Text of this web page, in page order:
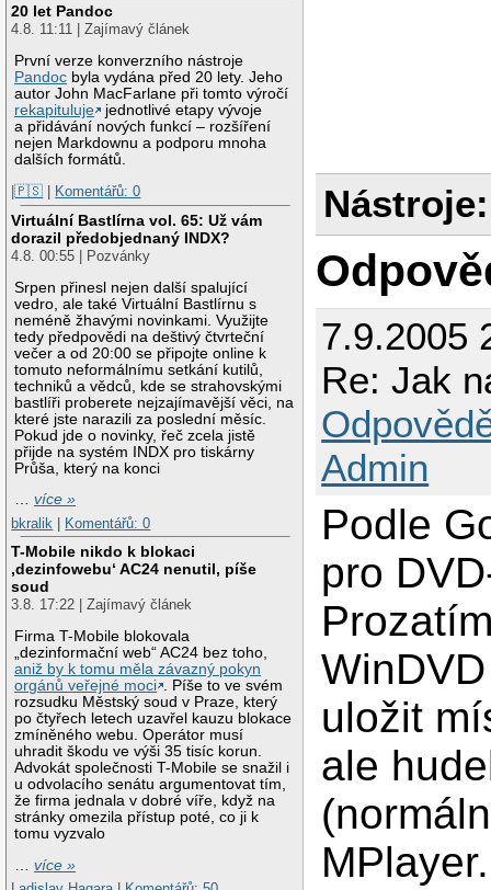
20 let Pandoc
4.8. 11:11 | Zajímavý článek
První verze konverzního nástroje
Pandoc byla vydána před 20 lety. Jeho
autor John MacFarlane při tomto výročí
rekapituluje
jednotlivé etapy vývoje
a přidávání nových funkcí – rozšíření
nejen Markdownu a podporu mnoha
dalších formátů.
|🇵🇸
Komentářů: 0
Virtuální Bastlírna vol. 65: Už vám
dorazil předobjednaný INDX?
4.8. 00:55 | Pozvánky
Srpen přinesl nejen další spalující
vedro, ale také Virtuální Bastlírnu s
neméně žhavými novinkami. Využijte
tedy předpovědi na deštivý čtvrteční
večer a od 20:00 se připojte online k
tomuto neformálnímu setkání kutilů,
techniků a vědců, kde se strahovskými
bastlíři proberete nejzajímavější věci, na
které jste narazili za poslední měsíc.
Pokud jde o novinky, řeč zcela jistě
přijde na systém INDX pro tiskárny
Průša, který na konci
…více »
bkralik | Komentářů: 0
T-Mobile nikdo k blokaci
‚dezinfowebu‘ AC24 nenutil, píše
soud
3.8. 17:22 | Zajímavý článek
Firma T-Mobile blokovala
„dezinformační web“ AC24 bez toho,
aniž by k tomu měla závazný pokyn
orgánů veřejné moci
. Píše to ve svém
rozsudku Městský soud v Praze, který
po čtyřech letech uzavřel kauzu blokace
zmíněného webu. Operátor musí
uhradit škodu ve výši 35 tisíc korun.
Advokát společnosti T-Mobile se snažil i
u odvolacího senátu argumentovat tím,
že firma jednala v dobré víře, když na
stránky omezila přístup poté, co ji k
tomu vyzvalo
…více »
Nástroje:
7.9.2005
Re: Jak
Admin
Podle
pro
uložit
ale
MPlayer.